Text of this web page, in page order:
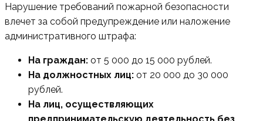
Нарушение требований пожарной безопасности
влечет за собой предупреждение или наложение
административного штрафа:
На граждан: от 5 000 до 15 000 рублей.
На должностных лиц: от 20 000 до 30 000
рублей.
На лиц, осуществляющих
предпринимательскую деятельность без